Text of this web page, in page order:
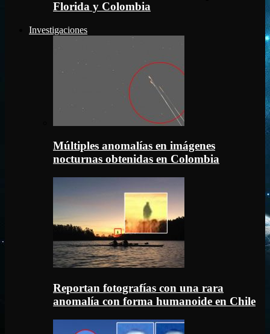
Florida y Colombia
Investigaciones
Múltiples anomalías en imágenes
nocturnas obtenidas en Colombia
Reportan fotografías con una rara
anomalía con forma humanoide en Chile